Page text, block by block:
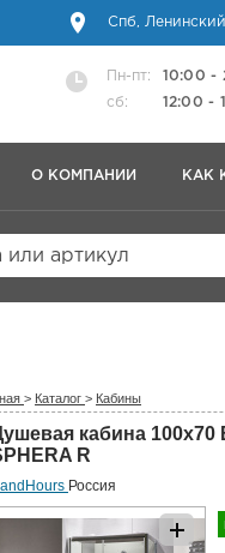
Спб,
Пн-пт:
10:00 -
сб:
12:00 -
О КОМПАНИИ КАК
или артикул
> Каталог > Кабины
кабина 100x70
R
Россия